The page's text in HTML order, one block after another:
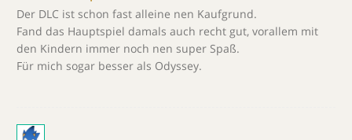
Der DLC ist schon fast alleine nen Kaufgrund.
Fand das Hauptspiel damals auch recht gut, vorallem mit
den Kindern immer noch nen super Spaß.
Für mich sogar besser als Odyssey.